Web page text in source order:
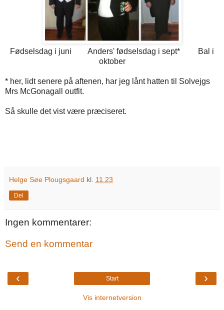
Fødselsdag i juni Anders' fødselsdag i sept* Bal i
oktober
* her, lidt senere på aftenen, har jeg lånt hatten til Solvejgs
Mrs McGonagall outfit.
Så skulle det vist være præciseret.
Helge Søe Plougsgaard kl. 11.23
Del
Ingen kommentarer:
Send en kommentar
‹ ›
Start
Vis internetversion